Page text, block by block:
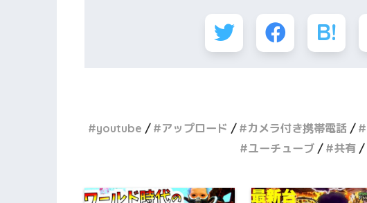
youtube
アップロード カメラ付き携帯電話
ユーチューブ
共有